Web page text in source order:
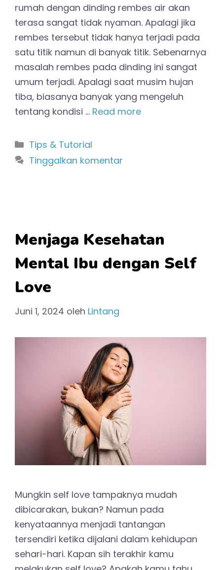
rumah dengan dinding rembes air akan
terasa sangat tidak nyaman. Apalagi jika
rembes tersebut tidak hanya terjadi pada
satu titik namun di banyak titik. Sebenarnya
masalah rembes pada dinding ini sangat
umum terjadi. Apalagi saat musim hujan
tiba, biasanya banyak yang mengeluh
tentang kondisi … Read more
Kategori
Tips & Tutorial
Tinggalkan komentar
Menjaga Kesehatan
Mental Ibu dengan Self
Love
Juni 1, 2024 oleh Lintang
Mungkin self love tampaknya mudah
dibicarakan, bukan? Namun pada
kenyataannya menjadi tantangan
tersendiri ketika dijalani dalam kehidupan
sehari-hari. Kapan sih terakhir kamu